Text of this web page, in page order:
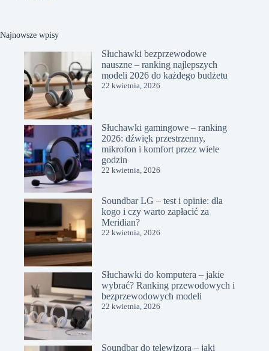
Najnowsze wpisy
Słuchawki bezprzewodowe
nauszne – ranking najlepszych
modeli 2026 do każdego budżetu
22 kwietnia, 2026
Słuchawki gamingowe – ranking
2026: dźwięk przestrzenny,
mikrofon i komfort przez wiele
godzin
22 kwietnia, 2026
Soundbar LG – test i opinie: dla
kogo i czy warto zapłacić za
Meridian?
22 kwietnia, 2026
Słuchawki do komputera – jakie
wybrać? Ranking przewodowych i
bezprzewodowych modeli
22 kwietnia, 2026
Soundbar do telewizora – jaki